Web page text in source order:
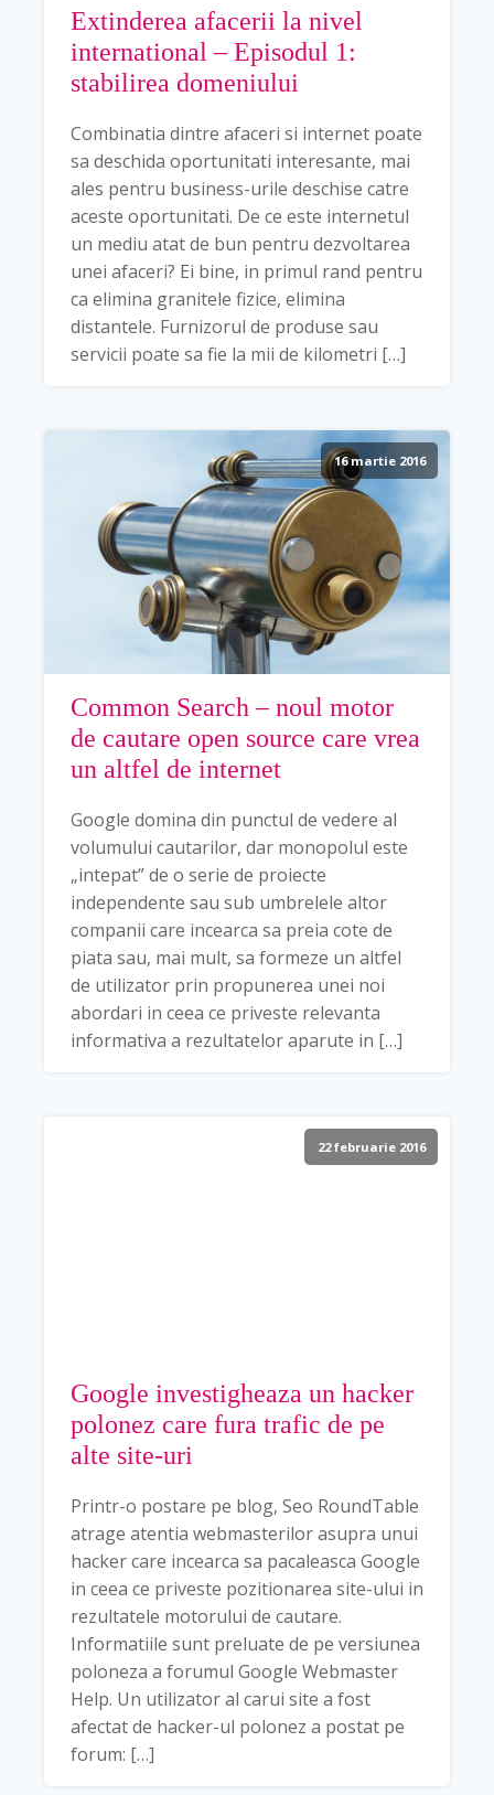
Extinderea afacerii la nivel
international – Episodul 1:
stabilirea domeniului
Combinatia dintre afaceri si internet poate
sa deschida oportunitati interesante, mai
ales pentru business-urile deschise catre
aceste oportunitati. De ce este internetul
un mediu atat de bun pentru dezvoltarea
unei afaceri? Ei bine, in primul rand pentru
ca elimina granitele fizice, elimina
distantele. Furnizorul de produse sau
servicii poate sa fie la mii de kilometri […]
16 martie 2016
Common Search – noul motor
de cautare open source care vrea
un altfel de internet
Google domina din punctul de vedere al
volumului cautarilor, dar monopolul este
„intepat” de o serie de proiecte
independente sau sub umbrelele altor
companii care incearca sa preia cote de
piata sau, mai mult, sa formeze un altfel
de utilizator prin propunerea unei noi
abordari in ceea ce priveste relevanta
informativa a rezultatelor aparute in […]
22 februarie 2016
Google investigheaza un hacker
polonez care fura trafic de pe
alte site-uri
Printr-o postare pe blog, Seo RoundTable
atrage atentia webmasterilor asupra unui
hacker care incearca sa pacaleasca Google
in ceea ce priveste pozitionarea site-ului in
rezultatele motorului de cautare.
Informatiile sunt preluate de pe versiunea
poloneza a forumul Google Webmaster
Help. Un utilizator al carui site a fost
afectat de hacker-ul polonez a postat pe
forum: […]